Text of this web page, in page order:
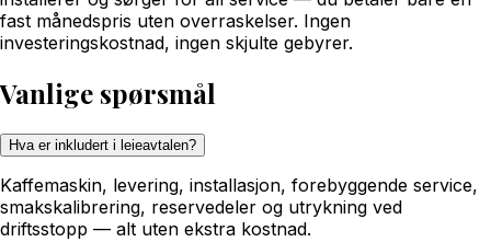
fast månedspris uten overraskelser. Ingen
investeringskostnad, ingen skjulte gebyrer.
Vanlige spørsmål
Hva er inkludert i leieavtalen?
Kaffemaskin, levering, installasjon, forebyggende service,
smakskalibrering, reservedeler og utrykning ved
driftsstopp — alt uten ekstra kostnad.